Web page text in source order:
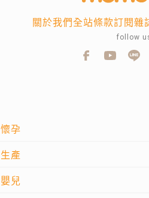
懷孕
生產
嬰兒
關於我們全站條款訂閱雜
follow